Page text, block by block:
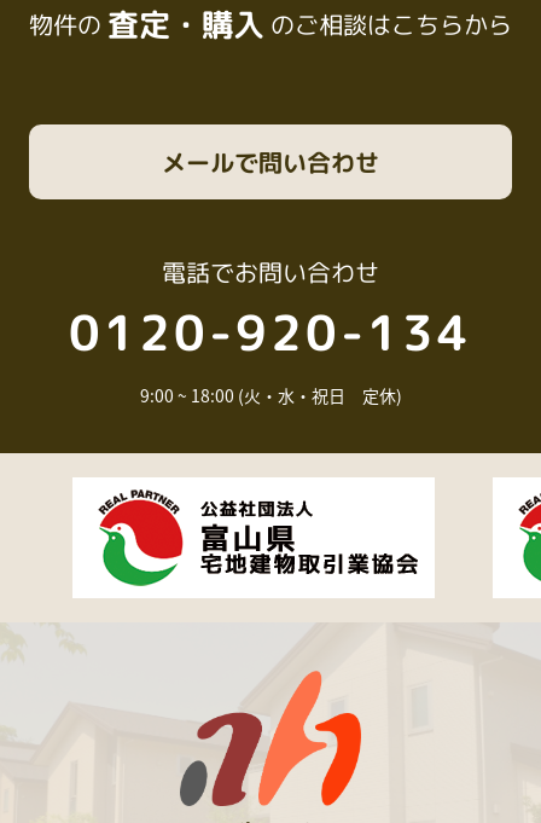
物件の 査定・購入 のご相談はこちらから
電話でお問い合わせ
0120-920-134
9:00 ~ 18:00 (火・水・祝日 定休)
メールで問い合わせ